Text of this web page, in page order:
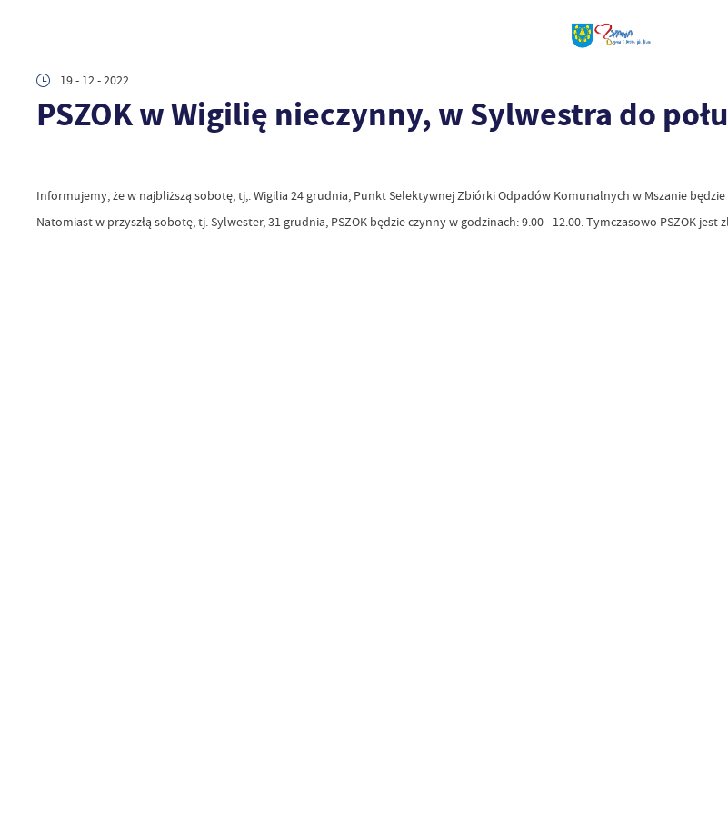
19 - 12 - 2022
PSZOK w Wigilię nieczynny, w Sylwestra do
Informujemy, że w najbliższą sobotę, tj,. Wigilia 24 grudnia, Punkt Selektywnej Zbiórki Odpadów Komunalnych w Mszanie
Natomiast w przyszłą sobotę, tj. Sylwester, 31 grudnia, PSZOK będzie czynny w godzinach: 9.00 - 12.00. Tymczasowo PSZOK